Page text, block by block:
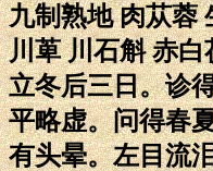
九制熟地 肉苁蓉
川萆 川石斛 赤
立冬后三日。诊
平略虚。问得春
有头晕。左目流